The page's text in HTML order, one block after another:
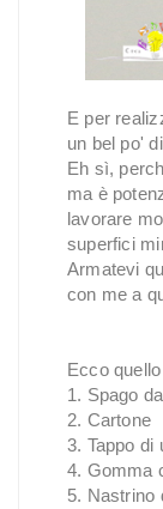
E per
un bel po'
Eh sì,
ma è
lavorare
superfici
Armatevi
con me a
Ecco
1. Spago
2. Cartone
3. Tappo di
4. Gomma
5. Nastrino